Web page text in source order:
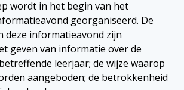
wordt in het begin van het
georganiseerd. De
deze informatieavond zijn
geven van informatie over de
leerjaar; de wijze waarop
aangeboden; de betrokkenheid